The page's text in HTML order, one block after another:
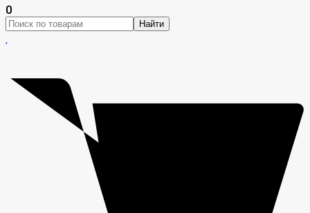
0
Найти